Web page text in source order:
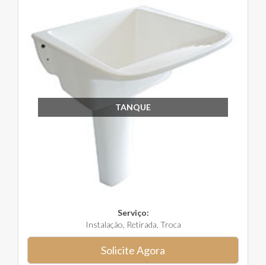
TANQUE
Serviço:
Instalação, Retirada, Troca
Solicite Agora